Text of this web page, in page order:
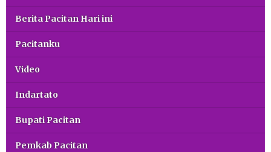
Berita Pacitan Hari ini
Pacitanku
Video
Indartato
Bupati Pacitan
Pemkab Pacitan